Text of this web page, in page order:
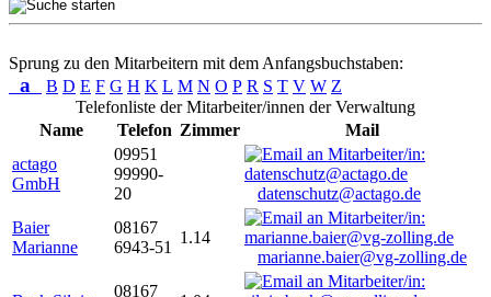
Sprung zu den Mitarbeitern mit dem Anfangsbuchstaben:
a B D E F G H K L M N O P R S T V W Z
Telefonliste der Mitarbeiter/innen der Verwaltung
Name
Telefon Zimmer
Mail
actago
GmbH
09951
99990-
20
datenschutz@actago.de
Baier
Marianne
08167
6943-51
1.14
marianne.baier@vg-zolling.de
08167